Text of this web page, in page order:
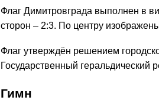
Флаг Димитровграда выполнен в
сторон – 2:3. По центру
Флаг утверждён решением
Государственный геральдический
Гимн